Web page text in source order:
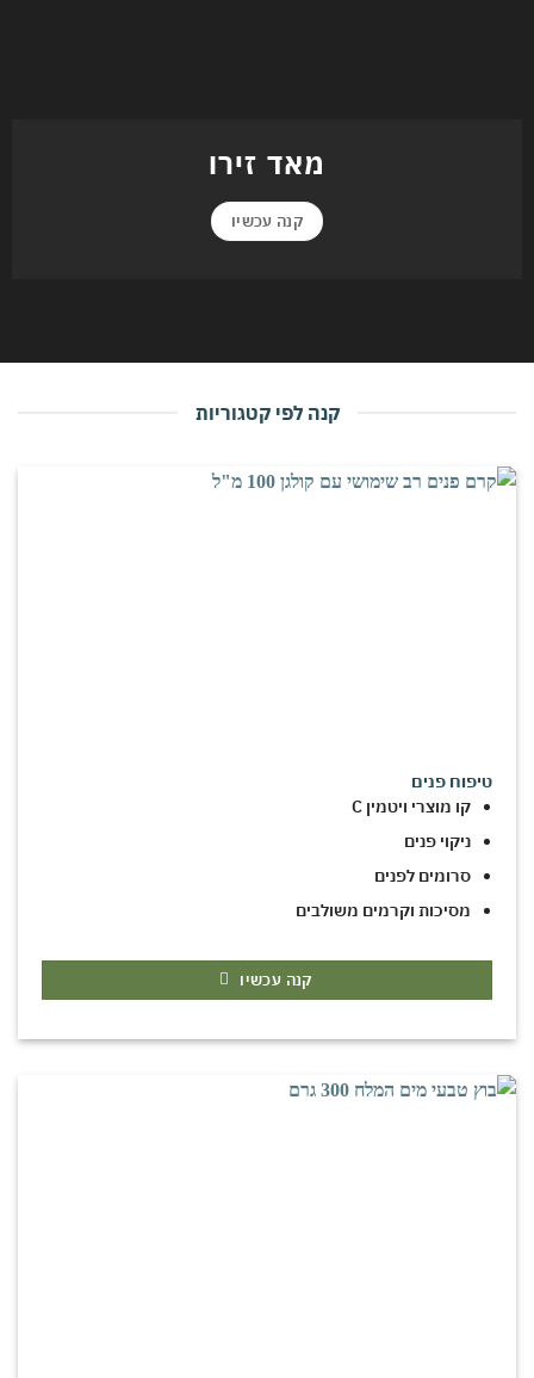
מאד זירו
קנה עכשיו
קנה לפי קטגוריות
טיפוח פנים
קו מוצרי ויטמין C
ניקוי פנים
סרומים לפנים
מסיכות וקרמים משולבים
קנה עכשיו